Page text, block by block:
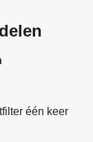
één keer